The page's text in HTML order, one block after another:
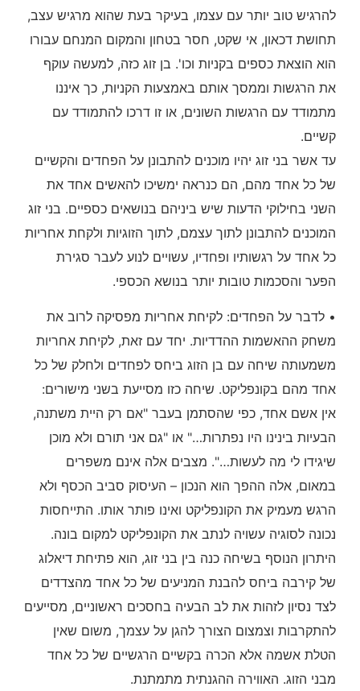
להרגיש טוב יותר עם עצמו, בעיקר בעת שהוא מרגיש עצב,
תחושת דכאון, אי שקט, חסר בטחון והמקום המנחם עבורו
הוא הוצאת כספים בקניות וכו'. בן זוג כזה, למעשה עוקף
את הרגשות וממסך אותם באמצעות הקניות, כך איננו
מתמודד עם הרגשות השונים, או זו דרכו להתמודד עם
קשיים.
עד אשר בני זוג יהיו מוכנים להתבונן על הפחדים והקשיים
של כל אחד מהם, הם כנראה ימשיכו להאשים אחד את
השני בחילוקי הדעות שיש ביניהם בנושאים כספיים. בני זוג
המוכנים להתבונן לתוך עצמם, לתוך הזוגיות ולקחת אחריות
כל אחד על רגשותיו ופחדיו, עשויים לנוע לעבר סגירת
הפער והסכמות טובות יותר בנושא הכספי.
• לדבר על הפחדים: לקיחת אחריות מפסיקה לרוב את
משחק ההאשמות ההדדיות. יחד עם זאת, לקיחת אחריות
משמעותה שיחה עם בן הזוג ביחס לפחדים ולחלק של כל
אחד מהם בקונפליקט. שיחה כזו מסייעת בשני מישורים:
אין אשם אחד, כפי שהסתמן בעבר "אם רק היית משתנה,
הבעיות בינינו היו נפתרות…" או "גם אני תורם ולא מוכן
שיגידו לי מה לעשות…". מצבים אלה אינם משפרים
במאום, אלה ההפך הוא הנכון – העיסוק סביב הכסף ולא
הרגש מעמיק את הקונפליקט ואינו פותר אותו. התייחסות
נכונה לסוגיה עשויה לנתב את הקונפליקט למקום בונה.
היתרון הנוסף בשיחה כנה בין בני זוג, הוא פתיחת דיאלוג
של קירבה ביחס להבנת המניעים של כל אחד מהצדדים
לצד נסיון לזהות את לב הבעיה בחסכים ראשוניים, מסייעים
להתקרבות וצמצום הצורך להגן על עצמך, משום שאין
הטלת אשמה אלא הכרה בקשיים הרגשיים של כל אחד
מבני הזוג. האווירה ההגנתית מתמתנת.